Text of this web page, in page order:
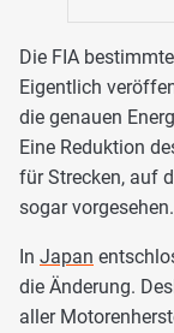
Die FIA
Eigentlich
die genauen
Eine Reduktion
für Strecken, auf
sogar vorgesehen.
In Japan
die Änderung.
aller